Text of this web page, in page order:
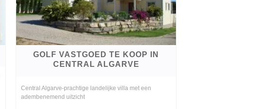
GOLF VASTGOED TE KOOP IN
CENTRAL ALGARVE
Central Algarve-prachtige landelijke villa met een
adembenemend uitzicht